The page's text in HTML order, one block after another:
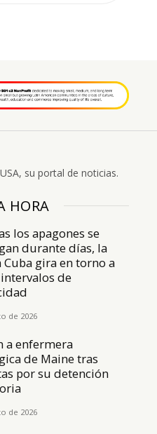
su portal de noticias.
HORA
los apagones se
durante días, la
Cuba gira en torno a
de
de 2026
a enfermera
de Maine tras
por su detención
de 2026